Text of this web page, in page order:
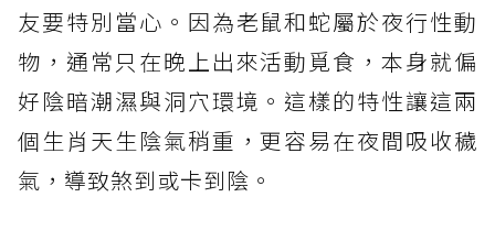
友要特別當心。因為老鼠和蛇屬於夜行性動
物，通常只在晚上出來活動覓食，本身就偏
好陰暗潮濕與洞穴環境。這樣的特性讓這兩
個生肖天生陰氣稍重，更容易在夜間吸收穢
氣，導致煞到或卡到陰。